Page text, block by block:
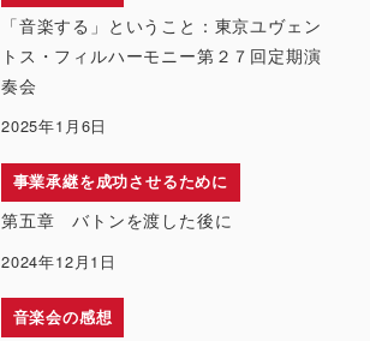
「音楽する」ということ：東京ユヴェン
トス・フィルハーモニー第２７回定期演
奏会
2025年1月6日
事業承継を成功させるために
第五章 バトンを渡した後に
2024年12月1日
音楽会の感想